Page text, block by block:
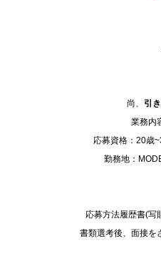
尚、 引
業務内
応募資格：20歳
勤務地：
応募方法履歴書(写
書類選考後、面接を